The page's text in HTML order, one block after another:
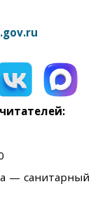
— санитарный